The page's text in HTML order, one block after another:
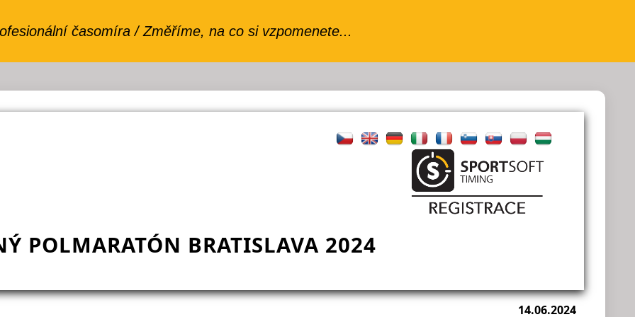
POLMARATÓN BRATISLAVA 2024
14.06.2024